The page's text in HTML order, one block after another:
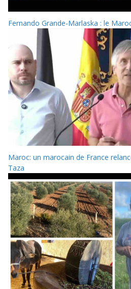
Fernando Grande-Marlaska : le
Maroc: un marocain de France
Taza